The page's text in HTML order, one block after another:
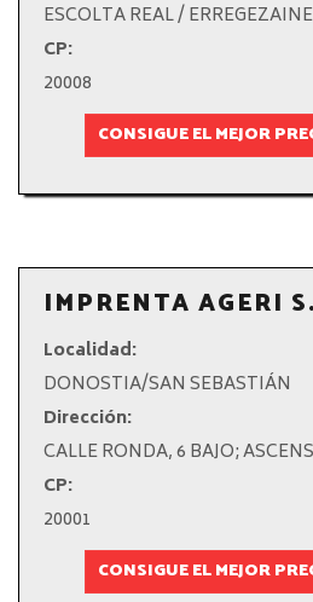
ESCOLTA REAL /
CP:
20008
CONSIGUE EL MEJOR
IMPRENTA AGERI
Localidad:
DONOSTIA/SAN SEBASTIÁN
Dirección:
CALLE RONDA, 6 BAJO;
CP:
20001
CONSIGUE EL MEJOR